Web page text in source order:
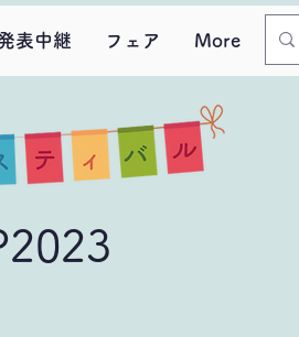
表中継 フェア More